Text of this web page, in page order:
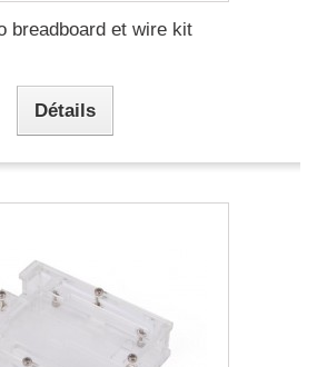
breadboard et wire kit
Détails